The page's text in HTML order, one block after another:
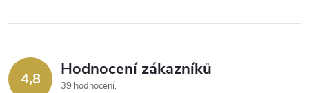
4,8 Hodnocení zákazníků
39 hodnocení